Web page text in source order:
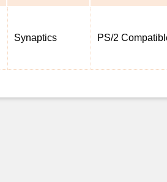
Synaptics PS/2